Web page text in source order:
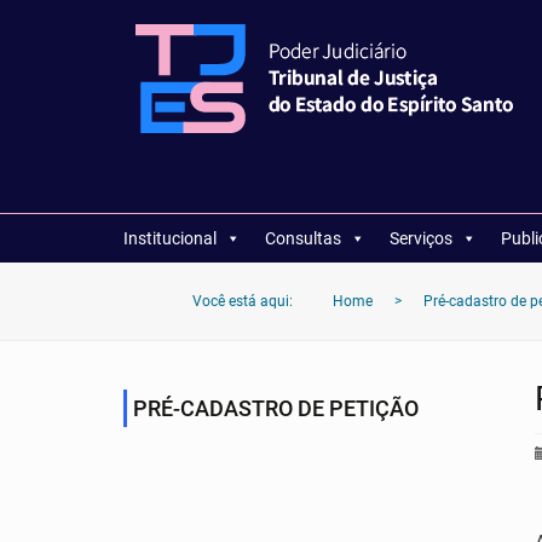
Institucional Consultas Serviços
Você está aqui: Home > Pré-cadastro de
PRÉ-CADASTRO DE PETIÇÃO